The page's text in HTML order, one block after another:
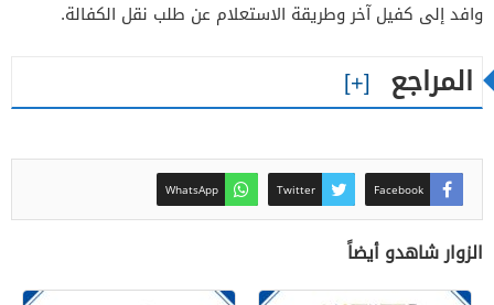
وافد إلى كفيل آخر وطريقة الاستعلام عن طلب نقل الكفالة.
المراجع
Facebook
Twitter
WhatsApp
الزوار شاهدو أيضاً